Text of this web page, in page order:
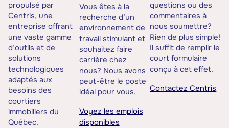
propulsé par
Centris, une
entreprise offrant
une vaste gamme
d’outils et de
solutions
technologiques
adaptés aux
besoins des
courtiers
immobiliers du
Québec.
Vous êtes à la
recherche d’un
environnement de
travail stimulant et
souhaitez faire
carrière chez
nous? Nous avons
peut-être le poste
idéal pour vous.
Voyez les emplois
disponibles
questions ou des
commentaires à
nous soumettre?
Rien de plus simple!
Il suffit de remplir le
court formulaire
conçu à cet effet.
Contactez Centris